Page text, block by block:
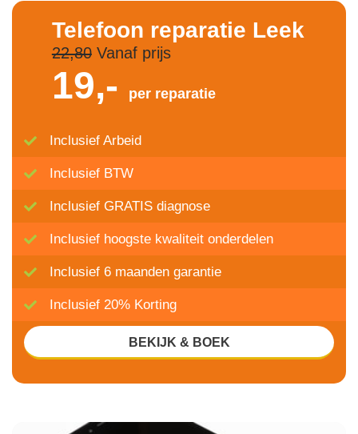
Telefoon reparatie Leek
22,80Vanaf prijs
19,- per reparatie
Inclusief Arbeid
Inclusief BTW
Inclusief GRATIS diagnose
Inclusief hoogste kwaliteit onderdelen
Inclusief 6 maanden garantie
Inclusief 20% Korting
BEKIJK & BOEK